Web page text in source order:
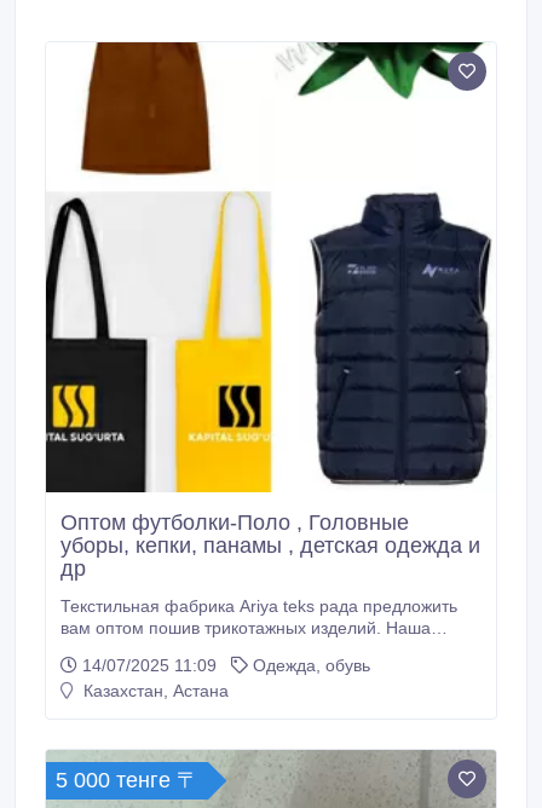
Оптом футболки-Поло , Головные
уборы, кепки, панамы , детская одежда и
др
Текстильная фабрика Ariya teks рада предложить
вам оптом пошив трикотажных изделий. Наша
опыт более 16лет. В основном мы работаем с
трикотажными изделиями:.
14/07/2025 11:09
Одежда, обувь
Казахстан, Астана
5 000 тенге 〒